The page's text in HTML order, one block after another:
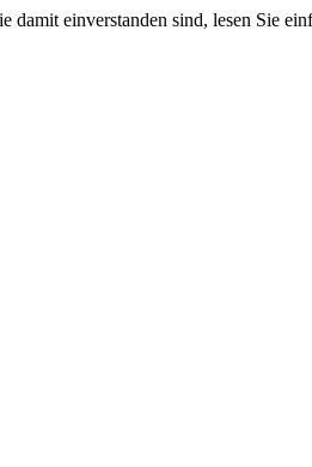
damit einverstanden sind, lesen Sie